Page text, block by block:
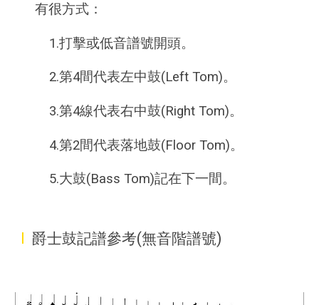
有很方式：
1.打擊或低音譜號開頭。
2.第4間代表左中鼓(Left Tom)。
3.第4線代表右中鼓(Right Tom)。
4.第2間代表落地鼓(Floor Tom)。
5.大鼓(Bass Tom)記在下一間。
I 爵士鼓記譜參考(無音階譜號)